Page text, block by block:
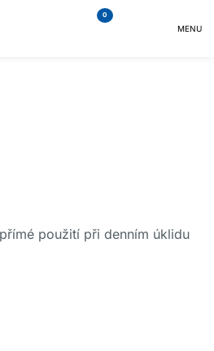
0
MENU
použití při denním úklidu